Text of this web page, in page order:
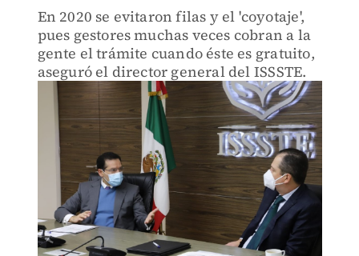
En 2020 se evitaron filas y el 'coyotaje',
pues gestores muchas veces cobran a la
gente el trámite cuando éste es gratuito,
aseguró el director general del ISSSTE.